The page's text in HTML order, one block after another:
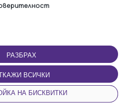
РАЗБРАХ
ВСИЧКИ
НА БИСКВИТКИ
- URBO 2026